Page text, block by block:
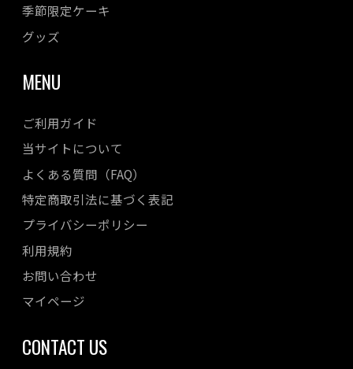
2023年03月
2023年02月
2022年12月
2022年10月
2022年08月
2022年07月
2022年06月
2022年05月
2022年04月
季節限定ケーキ
グッズ
MENU
ご利用ガイド
当サイトについて
よくある質問（FAQ）
特定商取引法に基づく表記
プライバシーポリシー
利用規約
お問い合わせ
マイページ
CONTACT US